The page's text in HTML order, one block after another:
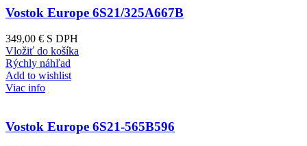
Vostok Europe 6S21/325A667B
349,00 € S DPH
Vložiť do košíka
Rýchly náhľad
Add to wishlist
Viac info
Vostok Europe 6S21-565B596